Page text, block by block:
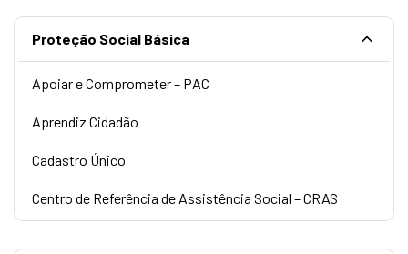
Proteção Social Básica
Apoiar e Comprometer – PAC
Aprendiz Cidadão
Cadastro Único
Centro de Referência de Assistência Social – CRAS